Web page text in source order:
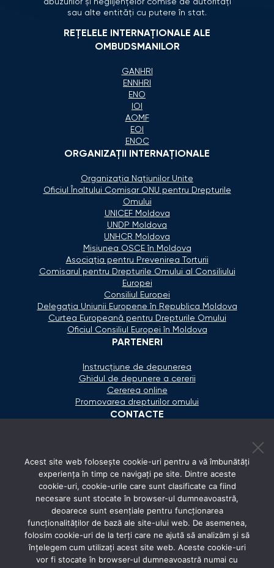
abuzurilor și neglijențelor comise de autorități
sau alte entități cu putere în stat.
REȚELELE INTERNAȚIONALE ALE
OMBUDSMANILOR
GANHRI
ENNHRI
ENO
IOI
AOMF
EOI
ENOC
ORGANIZAŢII INTERNAŢIONALE
Organizaţia Naţiunilor Unite
Oficiul Înaltului Comisar ONU pentru Drepturile
Omului
UNICEF Moldova
UNDP Moldova
UNHCR Moldova
Misiunea OSCE în Moldova
Asociaţia pentru Prevenirea Torturii
Comisarul pentru Drepturile Omului al Consiliului
Europei
Consiliul Europei
Delegaţia Uniunii Europene în Republica Moldova
Curtea Europeană pentru Drepturile Omului
Oficiul Consiliul Europei în Moldova
PARTENERI
Instrucțiune de depunerea
Ghidul de depunere a cererii
Cererea online
Promovarea drepturilor omului
CONTACTE
secretariat@ombudsman.md
Strada Calea Ieşilor 11/3, Chişinău
Luni - Vineri: 08:00 - 17:00
REȚELE SOCIALE
Acest site web folosește cookie-uri pentru a vă îmbunătăți
experiența în timp ce navigați pe site. Dintre aceste
cookie-uri, cookie-urile care sunt clasificate ca fiind
necesare sunt stocate în browser-ul dumneavoastră,
deoarece sunt esențiale pentru funcționarea
funcționalităților de bază ale site-ului web. De asemenea,
folosim cookie-uri de la terți care ne ajută să analizăm și să
înțelegem cum utilizați acest site web. Aceste cookie-uri
vor fi stocate în browser-ul dumneavoastră numai cu